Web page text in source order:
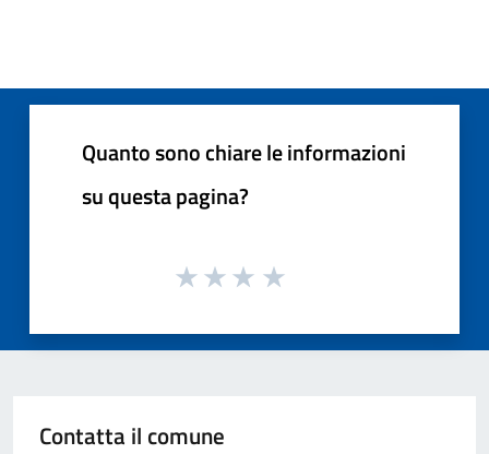
Quanto sono chiare le informazioni
su questa pagina?
Contatta il comune